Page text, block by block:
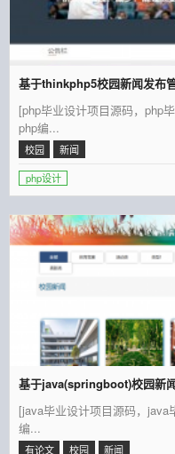
基于thinkphp5校园新闻发布
[php毕业设计项目源码，php
php编...
校园 新闻
php设计
基于java(springboot)校园新
[java毕业设计项目源码，
编...
有论文 校园 新闻